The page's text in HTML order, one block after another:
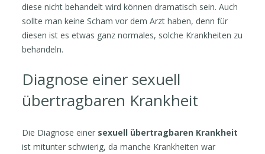
diese nicht behandelt wird können dramatisch sein. Auch
sollte man keine Scham vor dem Arzt haben, denn für
diesen ist es etwas ganz normales, solche Krankheiten zu
behandeln.
Diagnose einer sexuell
übertragbaren Krankheit
Die Diagnose einer sexuell übertragbaren Krankheit
ist mitunter schwierig, da manche Krankheiten war